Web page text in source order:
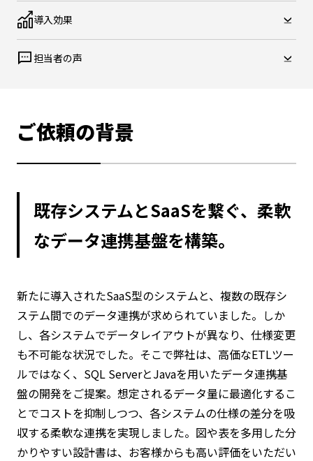
導入効果
担当者の声
ご依頼の背景
既存システムとSaaSを繋ぐ、柔軟
なデータ連携基盤を構築。
新たに導入されたSaaS型のシステムと、複数の既存シ
ステム間でのデータ連携が求められていました。しか
し、各システムでデータレイアウトが異なり、仕様変更
も不可能な状況でした。そこで弊社は、高価なETLツー
ルではなく、SQL ServerとJavaを用いたデータ連携基
盤の開発をご提案。想定されるデータ量に最適化するこ
とでコストを抑制しつつ、各システムの仕様の差分を吸
収する柔軟な連携を実現しました。図や表を多用した分
かりやすい設計書は、お客様からも高い評価をいただい